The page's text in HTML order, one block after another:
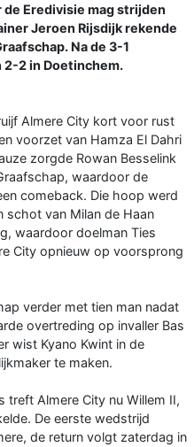
Eredivisie mag strijden
Jeroen Rijsdijk rekende
Na de 3-1
2 in Doetinchem.
Almere City kort voor rust
voorzet van Hamza El Dahri
zorgde Rowan Besselink
waardoor de
comeback. Die hoop werd
schot van Milan de Haan
waardoor doelman Ties
City opnieuw op voorsprong
verder met tien man nadat
overtreding op invaller Bas
wist Kyano Kwint in de
te maken.
treft Almere City nu Willem II,
De eerste wedstrijd
de return volgt zaterdag in